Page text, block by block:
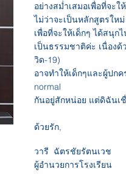
อย่างสม่ำเสมอเพื่อที่จะ
ไม่ว่าจะเป็นหลักสูตรให
เพื่อที่จะให้เด็กๆ ได้สนุก
เป็นธรรมชาติค่ะ เนื่อง
วิด-19)
อาจทำให้เด็กๆและผู้ปก
normal
กันอยู่สักหน่อย แต่ดิฉันเ
ด้วยรัก,
วารี ฉัตรชัยรัตนเวช
ผู้อำนวยการโรงเรียน